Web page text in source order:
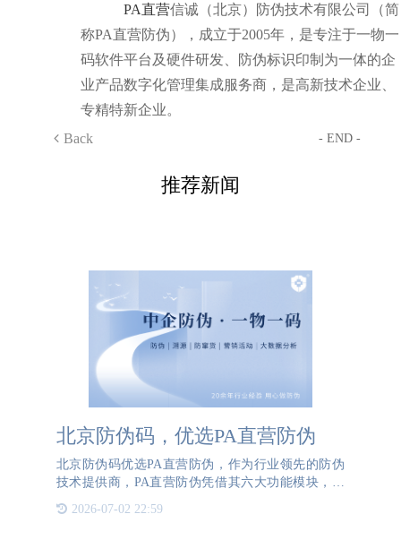
PA直营信诚（北京）防伪技术有限公司（简
称PA直营防伪），成立于2005年，是专注于一物一
码软件平台及硬件研发、防伪标识印制为一体的企
业产品数字化管理集成服务商，是高新技术企业、
专精特新企业。
Back
- END -
推荐新闻
北京防伪码，优选PA直营防伪
北京防伪码优选PA直营防伪，作为行业领先的防伪
技术提供商，PA直营防伪凭借其六大功能模块，为
企业提供全面的产品全生命周期化管控综合解决方
案。PA直营防伪的防伪溯源系统，确保每一件产品
2026-07-02 22:59